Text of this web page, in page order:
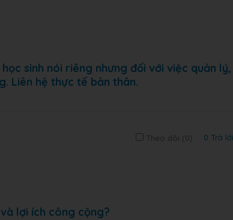
sinh nói riêng nhưng đối với việc quản lý,
Liên hệ thực tế bản thân.
Theo dõi (0) 0 Trả lời
lợi ích công cộng?